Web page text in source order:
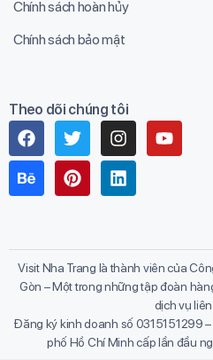
Chính sách hoàn hủy
Chính sách bảo mật
Theo dõi chúng tôi
Visit Nha Trang là thành viên của
Gòn – Một trong những tập đoàn
dịch vụ
Đăng ký kinh doanh số 0315151299
phố Hồ Chí Minh cấp lần đầu